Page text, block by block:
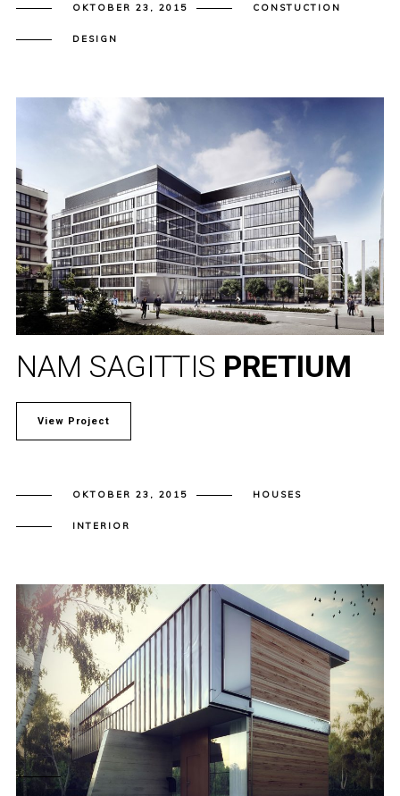
OKTOBER 23, 2015 CONSTUCTION
DESIGN
NAM SAGITTIS PRETIUM
View Project
OKTOBER 23, 2015 HOUSES
INTERIOR